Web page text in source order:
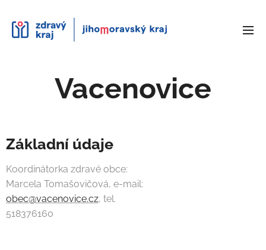
Vacenovice
Základní údaje
Koordinátorka zdravé obce:
Marcela Tomašovičová, e-mail:
obec@vacenovice.cz, tel.
518376160